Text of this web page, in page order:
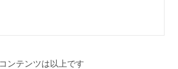
コンテンツは以上です